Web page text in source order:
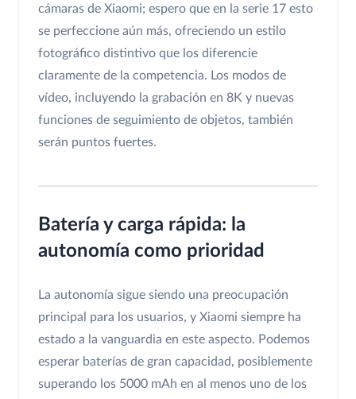
cámaras de Xiaomi; espero que en la serie 17 esto
se perfeccione aún más, ofreciendo un estilo
fotográfico distintivo que los diferencie
claramente de la competencia. Los modos de
vídeo, incluyendo la grabación en 8K y nuevas
funciones de seguimiento de objetos, también
serán puntos fuertes.
Batería y carga rápida: la
autonomía como prioridad
La autonomía sigue siendo una preocupación
principal para los usuarios, y Xiaomi siempre ha
estado a la vanguardia en este aspecto. Podemos
esperar baterías de gran capacidad, posiblemente
superando los 5000 mAh en al menos uno de los